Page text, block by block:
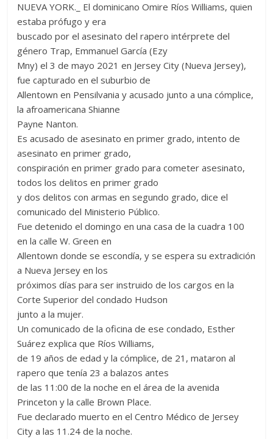
NUEVA YORK._ El dominicano Omire Ríos Williams, quien
estaba prófugo y era
buscado por el asesinato del rapero intérprete del
género Trap, Emmanuel García (Ezy
Mny) el 3 de mayo 2021 en Jersey City (Nueva Jersey),
fue capturado en el suburbio de
Allentown en Pensilvania y acusado junto a una cómplice,
la afroamericana Shianne
Payne Nanton.
Es acusado de asesinato en primer grado, intento de
asesinato en primer grado,
conspiración en primer grado para cometer asesinato,
todos los delitos en primer grado
y dos delitos con armas en segundo grado, dice el
comunicado del Ministerio Público.
Fue detenido el domingo en una casa de la cuadra 100
en la calle W. Green en
Allentown donde se escondía, y se espera su extradición
a Nueva Jersey en los
próximos días para ser instruido de los cargos en la
Corte Superior del condado Hudson
junto a la mujer.
Un comunicado de la oficina de ese condado, Esther
Suárez explica que Ríos Williams,
de 19 años de edad y la cómplice, de 21, mataron al
rapero que tenía 23 a balazos antes
de las 11:00 de la noche en el área de la avenida
Princeton y la calle Brown Place.
Fue declarado muerto en el Centro Médico de Jersey
City a las 11.24 de la noche.